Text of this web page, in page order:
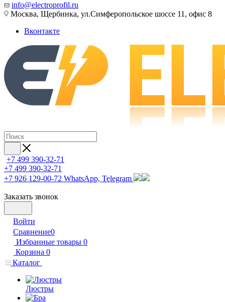
info@electroprofil.ru
Москва, Щербинка, ул.Симферопольское шоссе 11, офис 8
Вконтакте
+7 499 390-32-71
+7 499 390-32-71
+7 926 129-00-72 WhatsApp, Telegram
Заказать звонок
Войти
Сравнение0
Избранные товары 0
Корзина 0
Каталог
Люстры